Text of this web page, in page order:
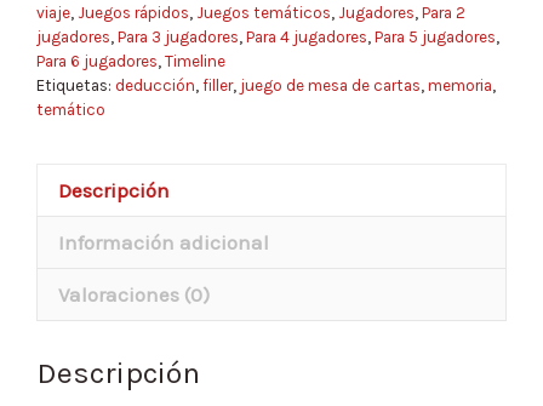
viaje, Juegos rápidos, Juegos temáticos, Jugadores, Para 2
jugadores, Para 3 jugadores, Para 4 jugadores, Para 5 jugadores,
Para 6 jugadores, Timeline
Etiquetas: deducción, filler, juego de mesa de cartas, memoria,
temático
Descripción
Información adicional
Valoraciones (0)
Descripción